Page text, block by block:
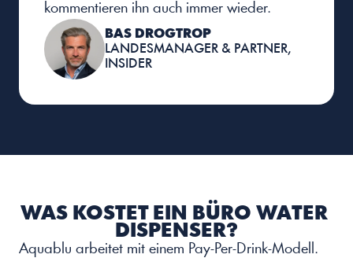
kommentieren ihn auch immer wieder.
BAS DROGTROP
LANDESMANAGER & PARTNER,
INSIDER
WAS KOSTET EIN BÜRO WATER
DISPENSER?
Aquablu arbeitet mit einem Pay-Per-Drink-Modell.